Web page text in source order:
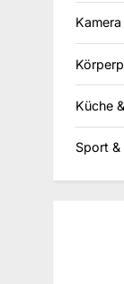
Küche
Sport &